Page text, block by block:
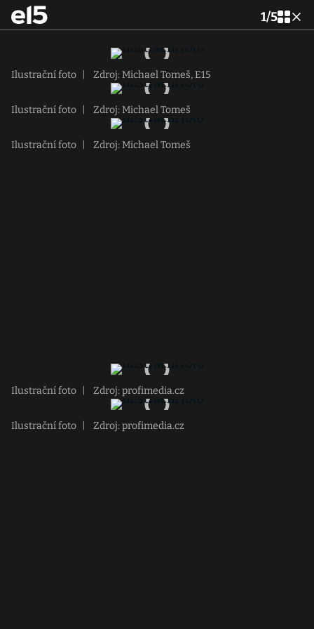
1/5
Ilustrační foto Zdroj: Michael Tomeš, E15
Ilustrační foto Zdroj: Michael Tomeš
Ilustrační foto Zdroj: Michael Tomeš
Ilustrační foto Zdroj: profimedia.cz
Ilustrační foto Zdroj: profimedia.cz